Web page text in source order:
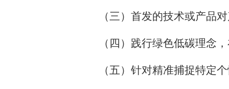
（三）首发的技术或产品
（四）践行绿色低碳理念
（五）针对精准捕捉特定